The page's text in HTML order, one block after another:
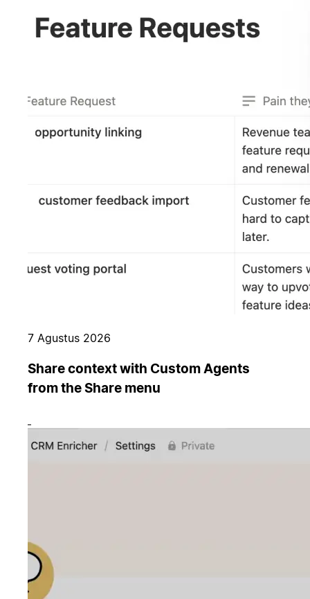
7 Agustus 2026
Share context with Custom Agents
from the Share menu